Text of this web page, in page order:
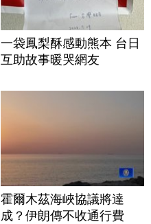
一袋鳳梨酥感動熊本 台日
互助故事暖哭網友
霍爾木茲海峽協議將達
成？伊朗傳不收通行費